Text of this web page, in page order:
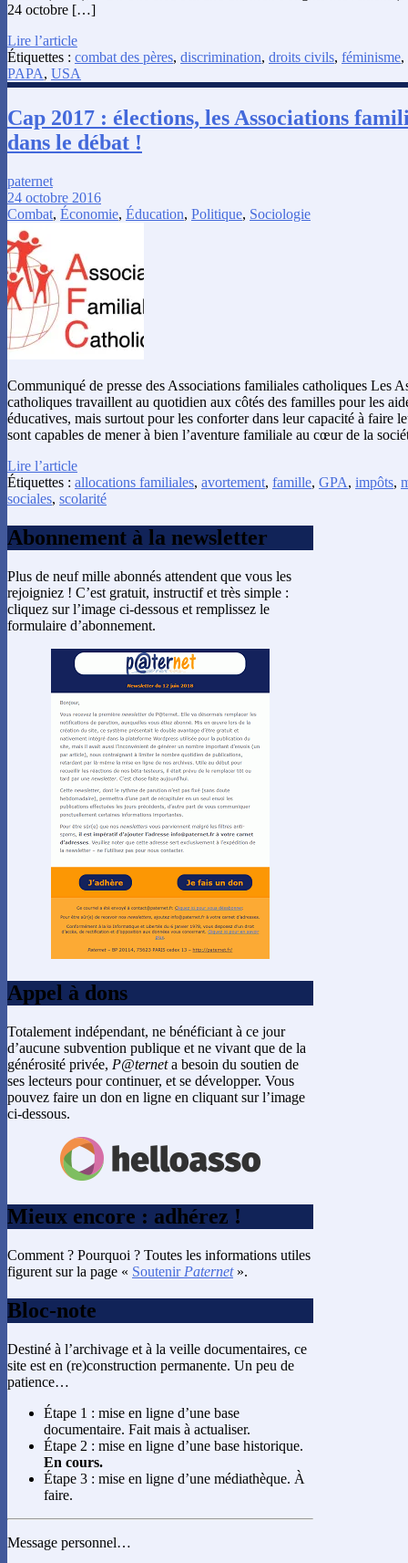
24 octobre […]
Lire l’article
Étiquettes : combat des pères, discrimination, droits civils, féminisme,
PAPA, USA
Cap 2017 : élections, les Associations
dans le débat !
paternet
24 octobre 2016
Combat, Économie, Éducation, Politique, Sociologie
Communiqué de presse des Associations familiales catholiques Les
catholiques travaillent au quotidien aux côtés des familles pour les
éducatives, mais surtout pour les conforter dans leur capacité à faire
sont capables de mener à bien l’aventure familiale au cœur de la
Lire l’article
Étiquettes : allocations familiales, avortement, famille, GPA, impôts,
sociales, scolarité
Abonnement à la newsletter
Plus de neuf mille abonnés attendent que vous les
rejoigniez ! C’est gratuit, instructif et très simple :
cliquez sur l’image ci-dessous et remplissez le
formulaire d’abonnement.
Appel à dons
Totalement indépendant, ne bénéficiant à ce jour
d’aucune subvention publique et ne vivant que de la
générosité privée, P@terneta besoin du soutien de
ses lecteurs pour continuer, et se développer. Vous
pouvez faire un don en ligne en cliquant sur l’image
ci-dessous.
Mieux encore : adhérez !
Comment ? Pourquoi ? Toutes les informations utiles
figurent sur la page « Soutenir Paternet».
Bloc-note
Destiné à l’archivage et à la veille documentaires, ce
site est en (re)construction permanente. Un peu de
patience…
Étape 1 : mise en ligne d’une base
documentaire. Fait mais à actualiser.
Étape 2 : mise en ligne d’une base historique.
En cours.
Étape 3 : mise en ligne d’une médiathèque. À
faire.
Message personnel…